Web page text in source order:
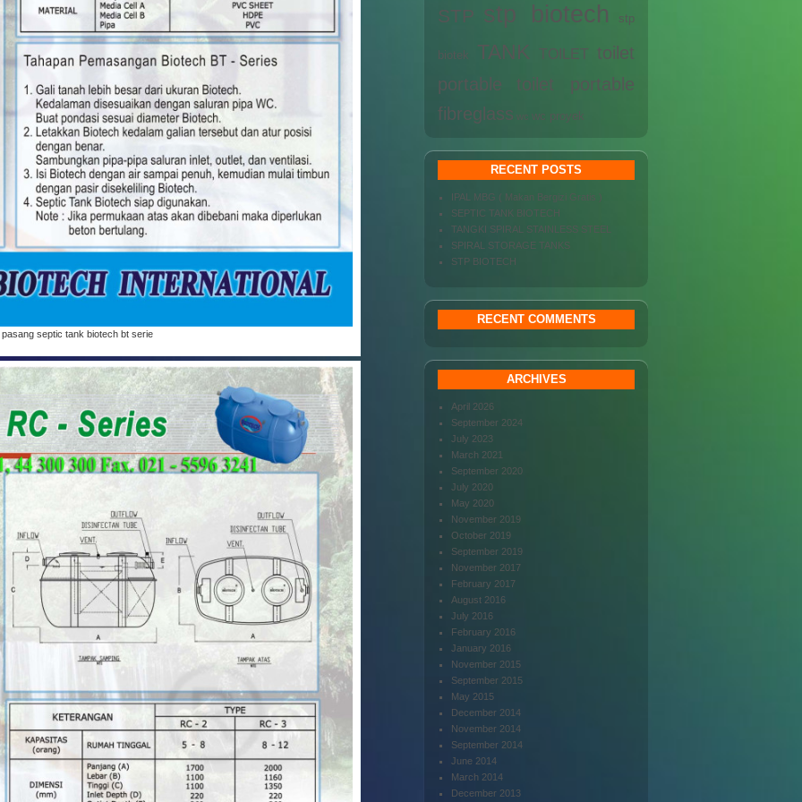
septic tank biotech bt serie
STP stp biotech stp
biotek TANK TOILET
toilet
portable
toilet portable
fibreglass wc wc proyek
RECENT POSTS
IPAL MBG ( Makan Bergizi Gratis )
SEPTIC TANK BIOTECH
TANGKI SPIRAL STAINLESS STEEL
SPIRAL STORAGE TANKS
STP BIOTECH
RECENT COMMENTS
ARCHIVES
April 2026
September 2024
July 2023
March 2021
September 2020
July 2020
May 2020
November 2019
October 2019
September 2019
November 2017
February 2017
August 2016
July 2016
February 2016
January 2016
November 2015
September 2015
May 2015
December 2014
November 2014
September 2014
June 2014
March 2014
December 2013